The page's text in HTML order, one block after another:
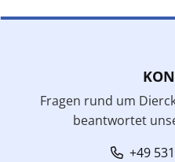
Fragen rund um
beantwortet
+49